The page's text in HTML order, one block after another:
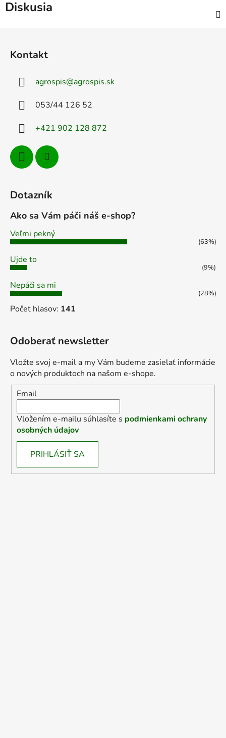
Diskusia
Kontakt
agrospis@agrospis.sk
053/44 126 52
+421 902 128 872
Dotazník
Ako sa Vám páči náš e-shop?
Veľmi pekný
(63%)
Ujde to
(9%)
Nepáči sa mi
(28%)
Počet hlasov: 141
Odoberať newsletter
Vložte svoj e-mail a my Vám budeme zasielať informácie
o nových produktoch na našom e-shope.
Email
Vložením e-mailu súhlasíte s podmienkami ochrany
osobných údajov
PRIHLÁSIŤ SA